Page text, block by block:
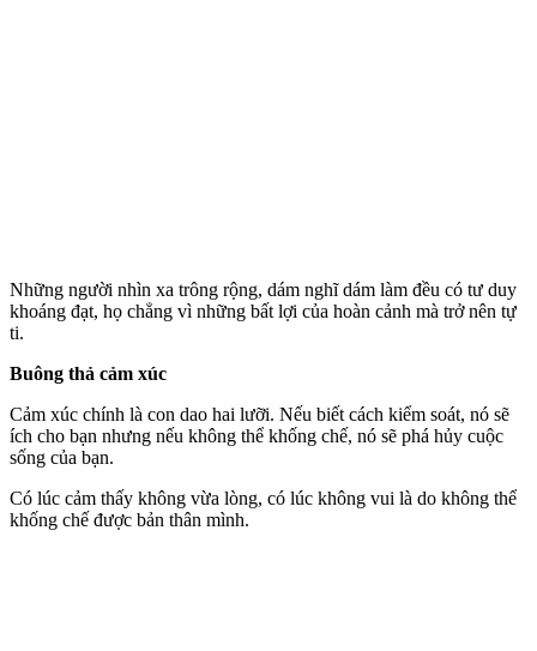
Những người nhìn xa trông rộng, dám nghĩ dám làm đều có tư duy
khoáng đạt, họ chẳng vì những bất lợi của hoàn cảnh mà trở nên tự
ti.
Buông thả cảm xúc
Cảm xúc chính là con dao hai lưỡi. Nếu biết cách kiểm soát, nó sẽ
ích cho bạn nhưng nếu không thể khống chế, nó sẽ phá hủy cuộc
sống của bạn.
Có lúc cảm thấy không vừa lòng, có lúc không vui là do không thể
khống chế được bản thân mình.